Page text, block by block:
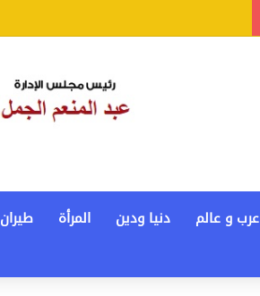
عرب و عالم دنيا ودين المرأة طيران